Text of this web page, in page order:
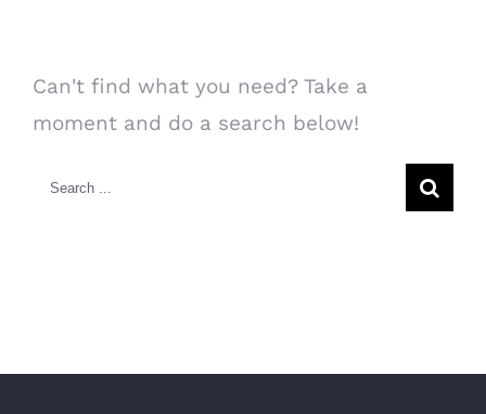
Can't find what you need? Take a
moment and do a search below!
Search